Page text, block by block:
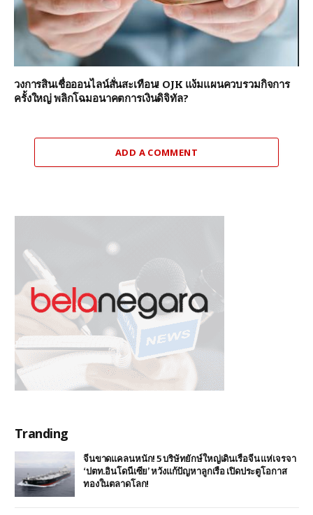
วงการสินเชื่อออนไลน์สั่นสะเทือน! OJK แง้มแผนควบรวมกิจการ
ครั้งใหญ่ พลิกโฉมอนาคตการเงินดิจิทัล?
ADD A COMMENT
Tranding
จีนขาดแคลนหนัก! 5 บริษัทยักษ์ใหญ่เดินเรือจีน แห่เจรจา
‘ปตท.อินโดนีเซีย’ หวังแก้ปัญหาลูกเรือ เปิดประตูโอกาส
ทองในตลาดโลก!